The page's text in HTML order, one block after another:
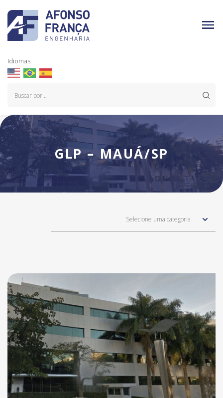
Idiomas:
GLP – MAUÁ/SP
Selecione uma categoria